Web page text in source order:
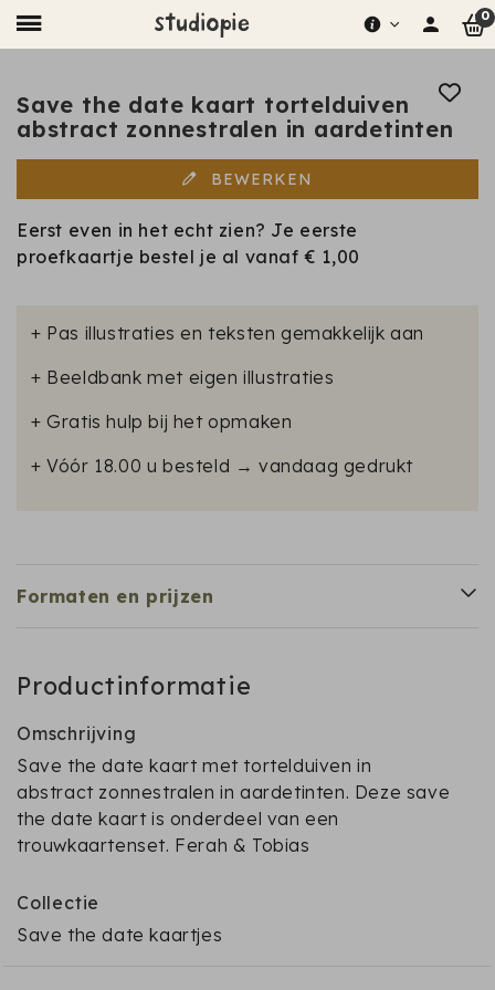
0
Save the date kaart tortelduiven
abstract zonnestralen in aardetinten
BEWERKEN
Eerst even in het echt zien? Je eerste
proefkaartje bestel je al vanaf€ 1,00
+ Pas illustraties en teksten gemakkelijk aan
+ Beeldbank met eigen illustraties
+ Gratis hulp bij het opmaken
+ Vóór 18.00 u besteld → vandaag gedrukt
Formaten en prijzen
Productinformatie
Omschrijving
Save the date kaart met tortelduiven in
abstract zonnestralen in aardetinten. Deze save
the date kaart is onderdeel van een
trouwkaartenset. Ferah & Tobias
Collectie
Save the date kaartjes